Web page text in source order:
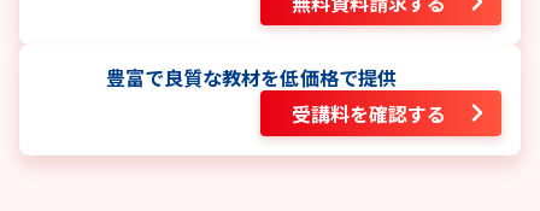
豊富で良質な教材を低価格で提供
受講料を確認する